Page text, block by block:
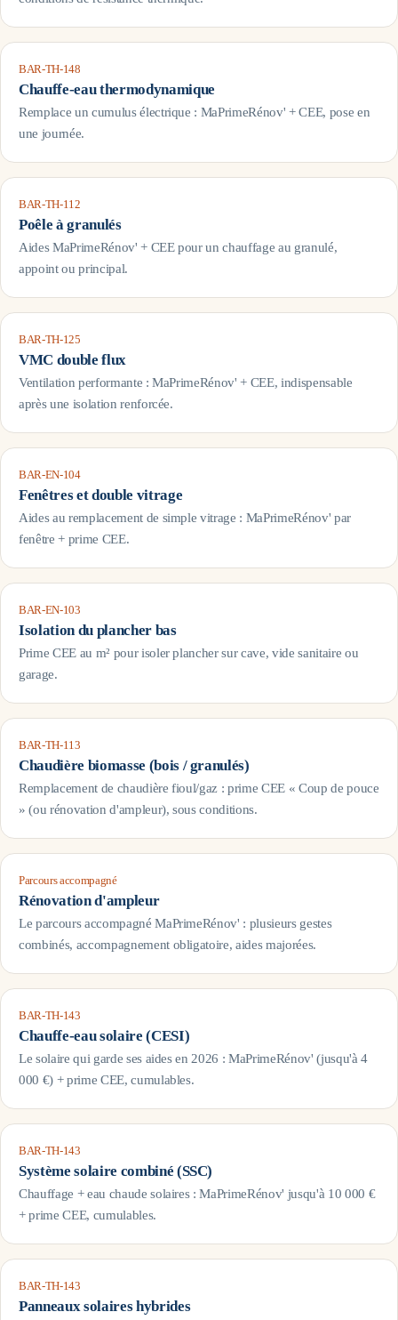
BAR-TH-148
Chauffe-eau thermodynamique
Remplace un cumulus électrique : MaPrimeRénov' + CEE, pose en
une journée.
BAR-TH-112
Poêle à granulés
Aides MaPrimeRénov' + CEE pour un chauffage au granulé,
appoint ou principal.
BAR-TH-125
VMC double flux
Ventilation performante : MaPrimeRénov' + CEE, indispensable
après une isolation renforcée.
BAR-EN-104
Fenêtres et double vitrage
Aides au remplacement de simple vitrage : MaPrimeRénov' par
fenêtre + prime CEE.
BAR-EN-103
Isolation du plancher bas
Prime CEE au m² pour isoler plancher sur cave, vide sanitaire ou
garage.
BAR-TH-113
Chaudière biomasse (bois / granulés)
Remplacement de chaudière fioul/gaz : prime CEE « Coup de pouce
» (ou rénovation d'ampleur), sous conditions.
Parcours accompagné
Rénovation d'ampleur
Le parcours accompagné MaPrimeRénov' : plusieurs gestes
combinés, accompagnement obligatoire, aides majorées.
BAR-TH-143
Chauffe-eau solaire (CESI)
Le solaire qui garde ses aides en 2026 : MaPrimeRénov' (jusqu'à 4
000 €) + prime CEE, cumulables.
BAR-TH-143
Système solaire combiné (SSC)
Chauffage + eau chaude solaires : MaPrimeRénov' jusqu'à 10 000 €
+ prime CEE, cumulables.
BAR-TH-143
Panneaux solaires hybrides